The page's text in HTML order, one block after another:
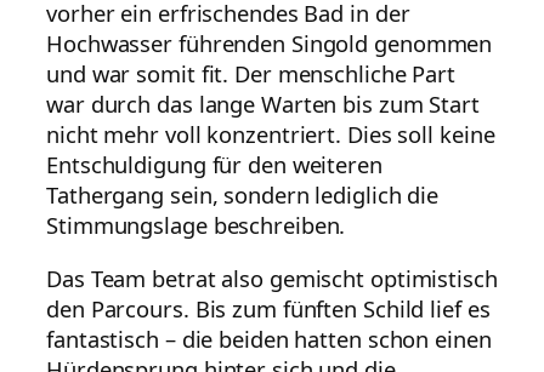
vorher ein erfrischendes Bad in der
Hochwasser führenden Singold genommen
und war somit fit. Der menschliche Part
war durch das lange Warten bis zum Start
nicht mehr voll konzentriert. Dies soll keine
Entschuldigung für den weiteren
Tathergang sein, sondern lediglich die
Stimmungslage beschreiben.
Das Team betrat also gemischt optimistisch
den Parcours. Bis zum fünften Schild lief es
fantastisch – die beiden hatten schon einen